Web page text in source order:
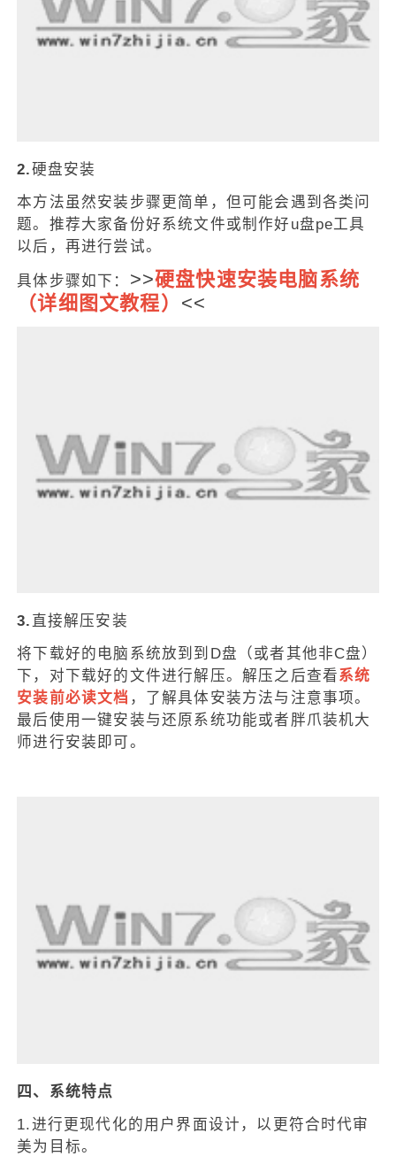
2.硬盘安装
本方法虽然安装步骤更简单，但可能会遇到各类问
题。推荐大家备份好系统文件或制作好u盘pe工具
以后，再进行尝试。
具体步骤如下： >>硬盘快速安装电脑系统
（详细图文教程） <<
3. 直接解压安装
将下载好的电脑系统放到到D盘（或者其他非C盘）
下，对下载好的文件进行解压。解压之后查看系统
安装前必读文档 ，了解具体安装方法与注意事项。
最后使用一键安装与还原系统功能或者胖爪装机大
师进行安装即可。
四、系统特点
1.进行更现代化的用户界面设计，以更符合时代审
美为目标。